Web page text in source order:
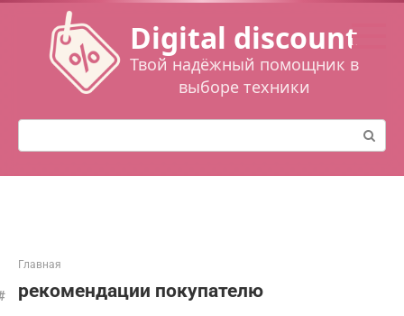
Перейти
контенту
Digital discount
Твой надёжный помощник в
выборе техники
Поиск:
Главная
рекомендации покупателю